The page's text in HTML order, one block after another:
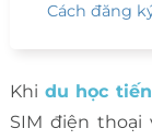
Cách đăng
Khi du học
SIM điện